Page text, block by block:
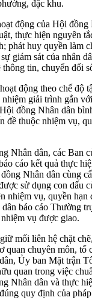
đặc khu.
động của Hội đồng
thực hiện nguyên
phát huy quyền làm
giám sát của nhân
tin, chuyển đổi
động theo chế độ
nhiệm giải trình gắn
đồng Nhân dân
đề thuộc nhiệm vụ,
Nhân dân, các Ban
cáo kết quả thực
Nhân dân cùng
sử dụng con dấu
nhiệm vụ, quyền hạn
báo cáo Thường
vụ được giao.
mối liên hệ chặt
quan chuyên môn, tổ
Ủy ban Mặt trận
quan trong việc
Nhân dân và thực
quy định của